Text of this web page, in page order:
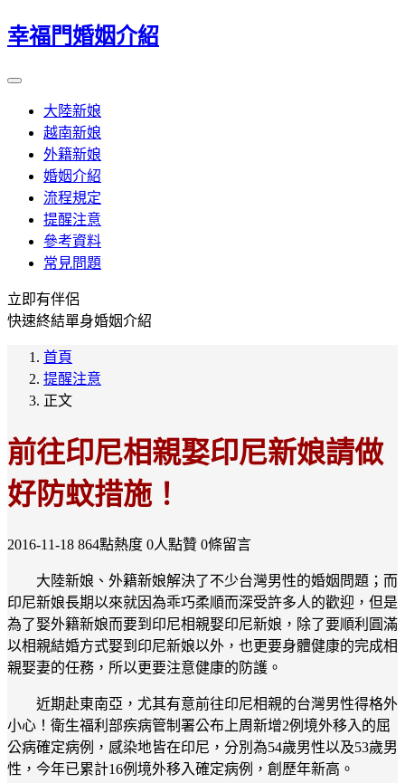
幸福門婚姻介紹
大陸新娘
越南新娘
外籍新娘
婚姻介紹
流程規定
提醒注意
參考資料
常見問題
立即有伴侶
快速終結單身婚姻介紹
首頁
提醒注意
正文
前往印尼相親娶印尼新娘請做
好防蚊措施！
2016-11-18 864點熱度 0人點贊 0條留言
大陸新娘、外籍新娘解決了不少台灣男性的婚姻問題；而
印尼新娘長期以來就因為乖巧柔順而深受許多人的歡迎，但是
為了娶外籍新娘而要到印尼相親娶印尼新娘，除了要順利圓滿
以相親結婚方式娶到印尼新娘以外，也更要身體健康的完成相
親娶妻的任務，所以更要注意健康的防護。
近期赴東南亞，尤其有意前往印尼相親的台灣男性得格外
小心！衛生福利部疾病管制署公布上周新增2例境外移入的屈
公病確定病例，感染地皆在印尼，分別為54歲男性以及53歲男
性，今年已累計16例境外移入確定病例，創歷年新高。